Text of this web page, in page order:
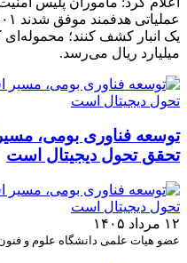
میلیارد ریال می‌رسد.
توسعه فناوری بومی،
تحقق تحول دیجیتال است
۱۲ مرداد ۱۴۰۵
عضو هیات علمی دانشگاه علوم و